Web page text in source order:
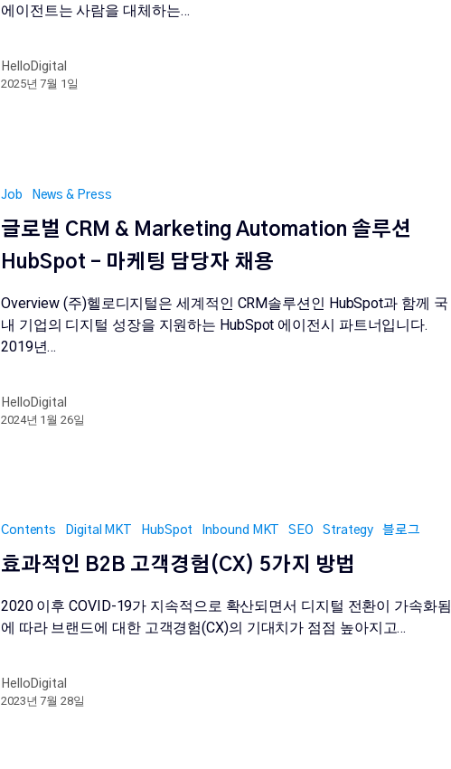
에이전트는 사람을 대체하는…
HelloDigital
2025년 7월 1일
Job News & Press
글로벌 CRM & Marketing Automation 솔루션
HubSpot – 마케팅 담당자 채용
Overview (주)헬로디지털은 세계적인 CRM솔루션인 HubSpot과 함께 국
내 기업의 디지털 성장을 지원하는 HubSpot 에이전시 파트너입니다.
2019년…
HelloDigital
2024년 1월 26일
Contents Digital MKT HubSpot Inbound MKT SEO Strategy 블로그
효과적인 B2B 고객경험(CX) 5가지 방법
2020 이후 COVID-19가 지속적으로 확산되면서 디지털 전환이 가속화됨
에 따라 브랜드에 대한 고객경험(CX)의 기대치가 점점 높아지고…
HelloDigital
2023년 7월 28일